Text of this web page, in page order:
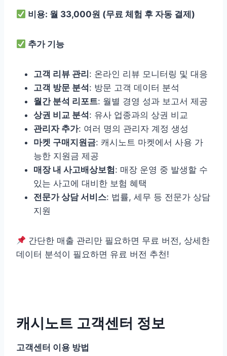
비용: 월 33,000원 (무료 체험 후 자동 결제)
추가 기능
고객 리뷰 관리 : 온라인 리뷰 모니터링 및 대응
고객 방문 분석 : 방문 고객 데이터 분석
월간 분석 리포트: 월별 경영 성과 보고서 제공
상권 비교 분석 : 유사 업종과의 상권 비교
관리자 추가: 여러 명의 관리자 계정 생성
마켓 구매지원금: 캐시노트 마켓에서 사용 가
능한 지원금 제공
매장 내 사고배상보험: 매장 운영 중 발생할 수
있는 사고에 대비한 보험 혜택
전문가 상담 서비스: 법률, 세무 등 전문가 상담
지원
간단한 매출 관리만 필요하면 무료 버전, 상세한
데이터 분석이 필요하면 유료 버전 추천!
캐시노트 고객센터 정보
고객센터 이용 방법